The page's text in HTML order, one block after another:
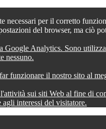
necessari per il corretto
del browser, ma ciò
Google Analytics. Sono
nessuno.
funzionare il nostro sito al
sui siti Web al fine di
interessi del visitatore.